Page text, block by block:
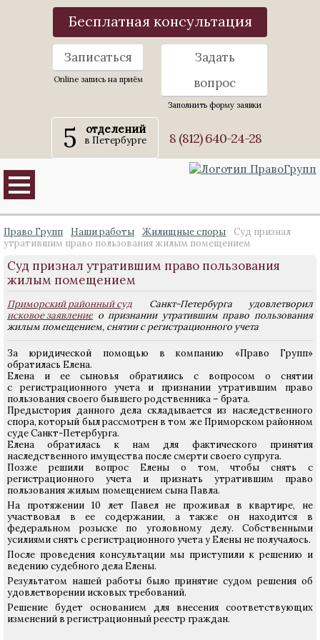
Бесплатная консультация
Записаться
Online запись на приём
Задать
вопрос
Заполнить форму заявки
5 отделений
в Петербурге 8 (812) 640-24-28
Право Групп Наши работы Жилищные споры
Суд признал
утратившим право пользования жилым помещением
Суд признал утратившим право пользования
жилым помещением
Приморский районный суд Санкт-Петербурга удовлетворил
исковое заявление о признании утратившим право пользования
жилым помещением, снятии с регистрационного учета
За юридической помощью в компанию «Право Групп»
обратилась Елена.
Елена и ее сыновья обратились с вопросом о снятии
с регистрационного учета и признании утратившим право
пользования своего бывшего родственника – брата.
Предыстория данного дела складывается из наследственного
спора, который был рассмотрен в том же Приморском районном
суде Санкт-Петербурга.
Елена обратилась к нам для фактического принятия
наследственного имущества после смерти своего супруга.
Позже решили вопрос Елены о том, чтобы снять с
регистрационного учета и признать утратившим право
пользования жилым помещением сына Павла.
На протяжении 10 лет Павел не проживал в квартире, не
участвовал в ее содержании, а также он находится в
федеральном розыске по уголовному делу. Собственными
усилиями снять с регистрационного учета у Елены не получалось.
После проведения консультации мы приступили к решению и
ведению судебного дела Елены.
Результатом нашей работы было принятие судом решения об
удовлетворении исковых требований.
Решение будет основанием для внесения соответствующих
изменений в регистрационный реестр граждан.